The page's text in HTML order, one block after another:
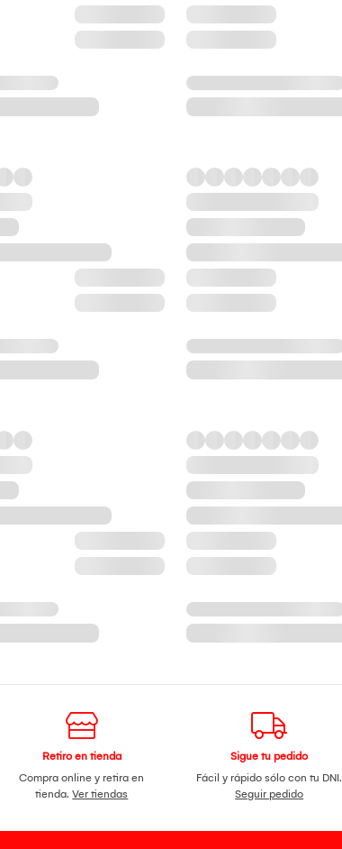
Retiro en tienda
Compra online y retira en
tienda.Ver tiendas
Sigue tu pedido
Fácil y rápido sólo con tu DNI.
Seguir pedido